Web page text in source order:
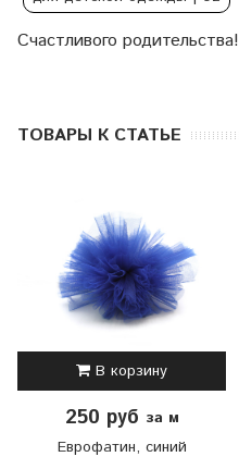
Счастливого родительства!
ТОВАРЫ К СТАТЬЕ
В корзину
250 руб за м
Еврофатин, синий